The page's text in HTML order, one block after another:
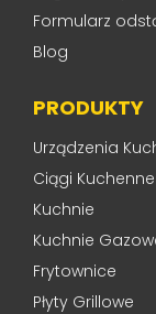
Formularz
Blog
PRODUKTY
Urządzenia
Ciągi
Kuchnie
Kuchnie
Frytownice
Płyty Grillowe